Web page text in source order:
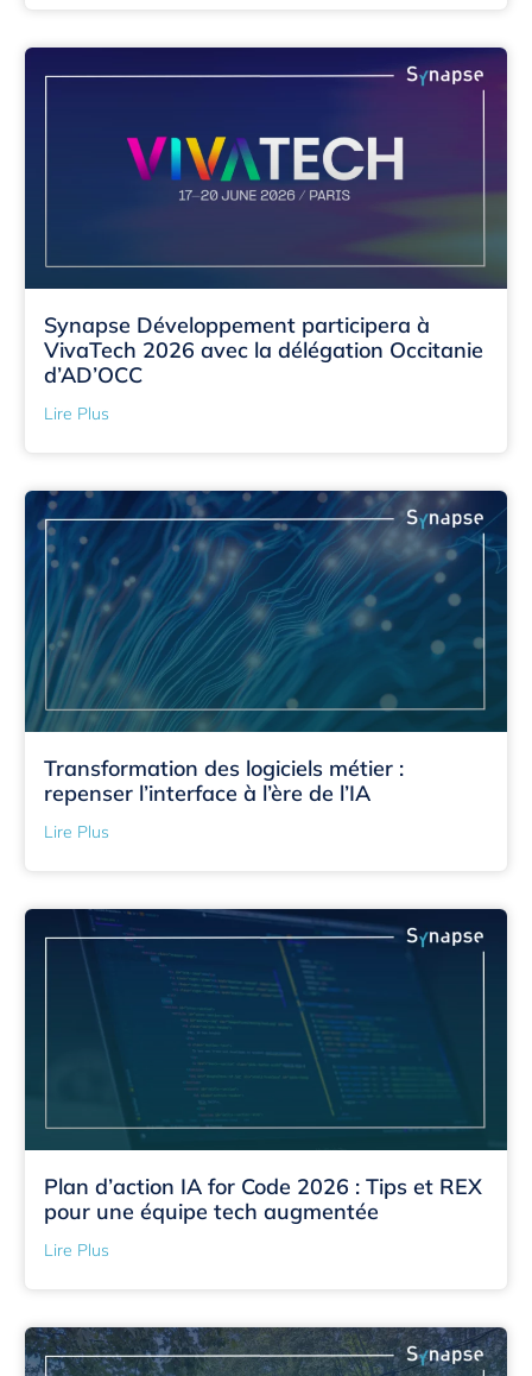
Synapse Développement participera à
VivaTech 2026 avec la délégation Occitanie
d’AD’OCC
Lire Plus
Transformation des logiciels métier :
repenser l’interface à l’ère de l’IA
Lire Plus
Plan d’action IA for Code 2026 : Tips et REX
pour une équipe tech augmentée
Lire Plus